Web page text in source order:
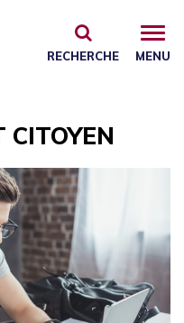
MENU
RECHERCHE
CITOYEN